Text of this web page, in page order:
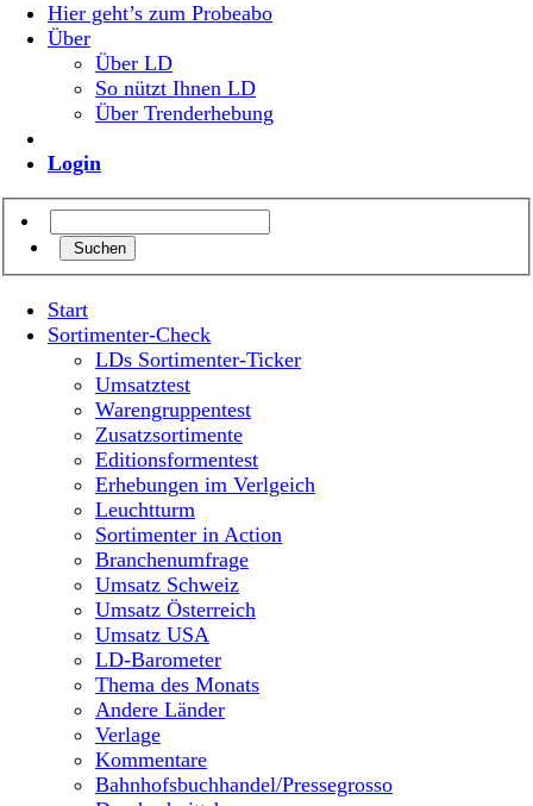
Hier geht’s zum Probeabo
Über
Über LD
So nützt Ihnen LD
Über Trenderhebung
Login
Suchen
Start
Sortimenter-Check
LDs Sortimenter-Ticker
Umsatztest
Warengruppentest
Zusatzsortimente
Editionsformentest
Erhebungen im Verlgeich
Leuchtturm
Sortimenter in Action
Branchenumfrage
Umsatz Schweiz
Umsatz Österreich
Umsatz USA
LD-Barometer
Thema des Monats
Andere Länder
Verlage
Kommentare
Bahnhofsbuchhandel/Pressegrosso